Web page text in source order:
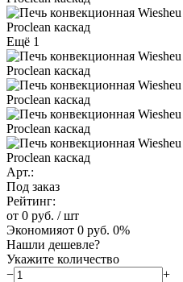
Ещё 1
Арт.:
Под заказ
Рейтинг:
от 0 руб. / шт
Экономияот 0 руб. 0%
Нашли дешевле?
Укажите количество
−
+